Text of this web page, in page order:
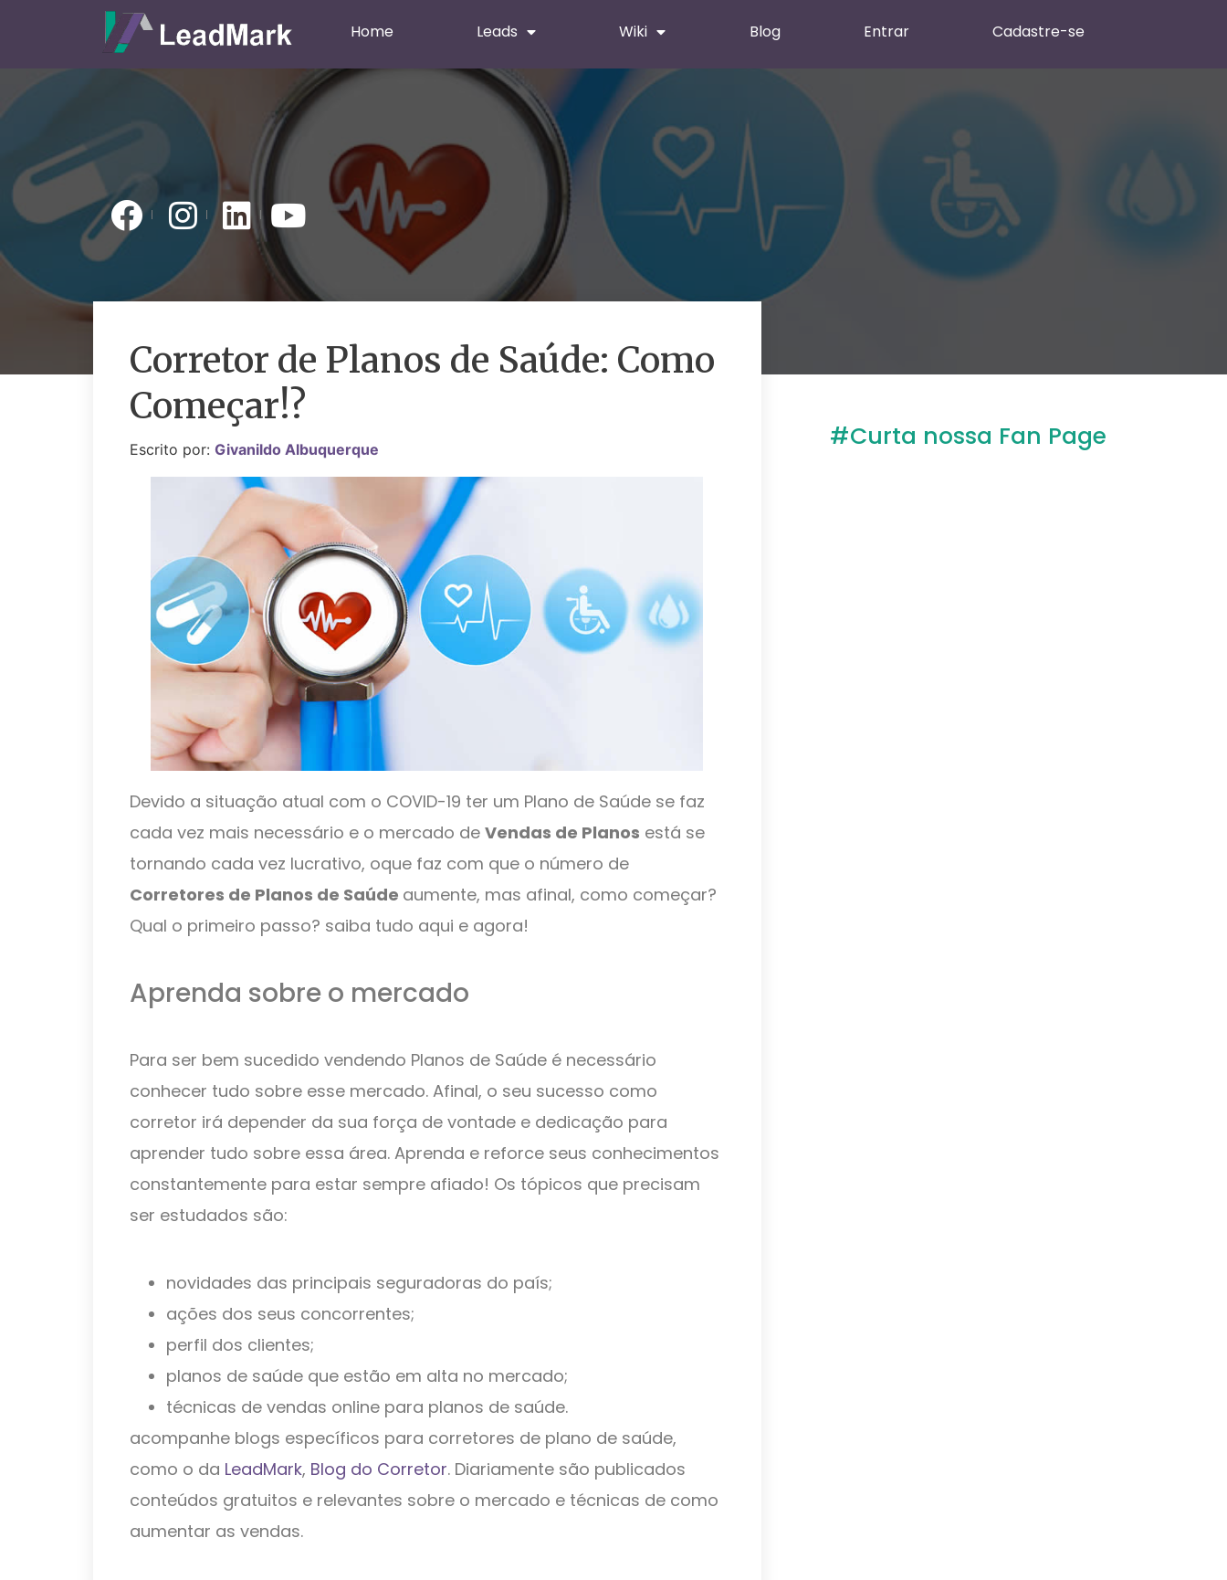
Home Leads Wiki Blog Entrar Cadastre-se
Corretor de Planos de Saúde: Como
Começar!?
Escrito por: Givanildo Albuquerque
Devido a situação atual com o COVID-19 ter um Plano de Saúde se faz
cada vez mais necessário e o mercado de Vendas de Planos está se
tornando cada vez lucrativo, oque faz com que o número de
Corretores de Planos de Saúde aumente, mas afinal, como começar?
Qual o primeiro passo? saiba tudo aqui e agora!
Aprenda sobre o mercado
Para ser bem sucedido vendendo Planos de Saúde é necessário
conhecer tudo sobre esse mercado. Afinal, o seu sucesso como
corretor irá depender da sua força de vontade e dedicação para
aprender tudo sobre essa área. Aprenda e reforce seus conhecimentos
constantemente para estar sempre afiado! Os tópicos que precisam
ser estudados são:
novidades das principais seguradoras do país;
ações dos seus concorrentes;
perfil dos clientes;
planos de saúde que estão em alta no mercado;
técnicas de vendas online para planos de saúde.
acompanhe blogs específicos para corretores de plano de saúde,
como o da LeadMark, Blog do Corretor. Diariamente são publicados
conteúdos gratuitos e relevantes sobre o mercado e técnicas de como
aumentar as vendas.
#Curta nossa Fan Page